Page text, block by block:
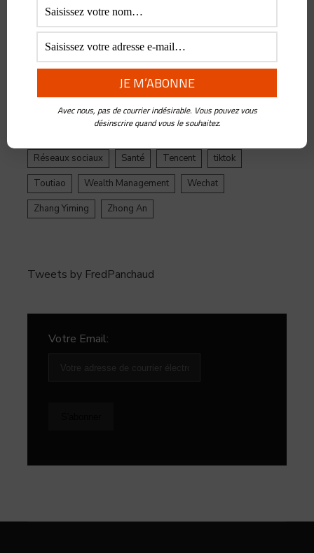
Douyin
Ecosystème
Epargne
Facebook
Fintech
Intelligence Artificielle
Jinri Toutiao
Live Streaming LuFax
Management
Réseaux sociaux
Santé Tencent
tiktok
Toutiao
Wealth Management
Wechat
Zhang Yiming
Zhong An
Tweets by FredPanchaud
Votre Email:
Avec nous, pas de courrier indésirable. Vous pouvez vous
désinscrire quand vous le souhaitez.